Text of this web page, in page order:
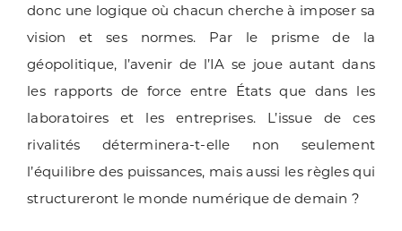
donc une logique où chacun cherche à imposer sa
vision et ses normes. Par le prisme de la
géopolitique, l’avenir de l’IA se joue autant dans
les rapports de force entre États que dans les
laboratoires et les entreprises. L’issue de ces
rivalités déterminera-t-elle non seulement
l’équilibre des puissances, mais aussi les règles qui
structureront le monde numérique de demain ?